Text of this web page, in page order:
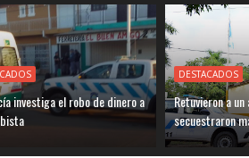
investiga el robo de dinero a
DESTACADOS
Retuvieron a
secuestraron